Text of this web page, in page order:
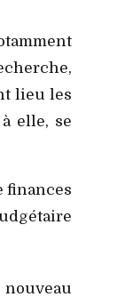
lieu les
elle, se
finances
nouveau